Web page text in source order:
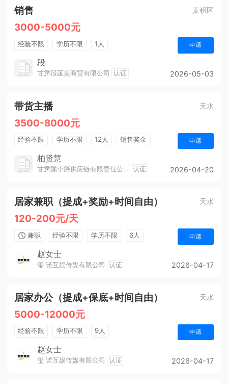
销售 麦积区
3000-5000元
经验不限 学历不限 1人 申请
段
甘肃段菡美商贸有限公司 认证 2026-05-03
带货主播 天水
3500-8000元
经验不限 学历不限 12人 销售奖金 申请
柏贤慧
甘肃陇小胖供应链有限责任公司 认证 2026-04-20
居家兼职（提成+奖励+时间自由） 天水
120-200元/天
兼职 经验不限 学历不限 6人 申请
赵女士
玺 诺互娱传媒有限公司 认证 2026-04-17
居家办公（提成+保底+时间自由） 天水
5000-12000元
经验不限 学历不限 9人 申请
赵女士
玺 诺互娱传媒有限公司 认证 2026-04-17